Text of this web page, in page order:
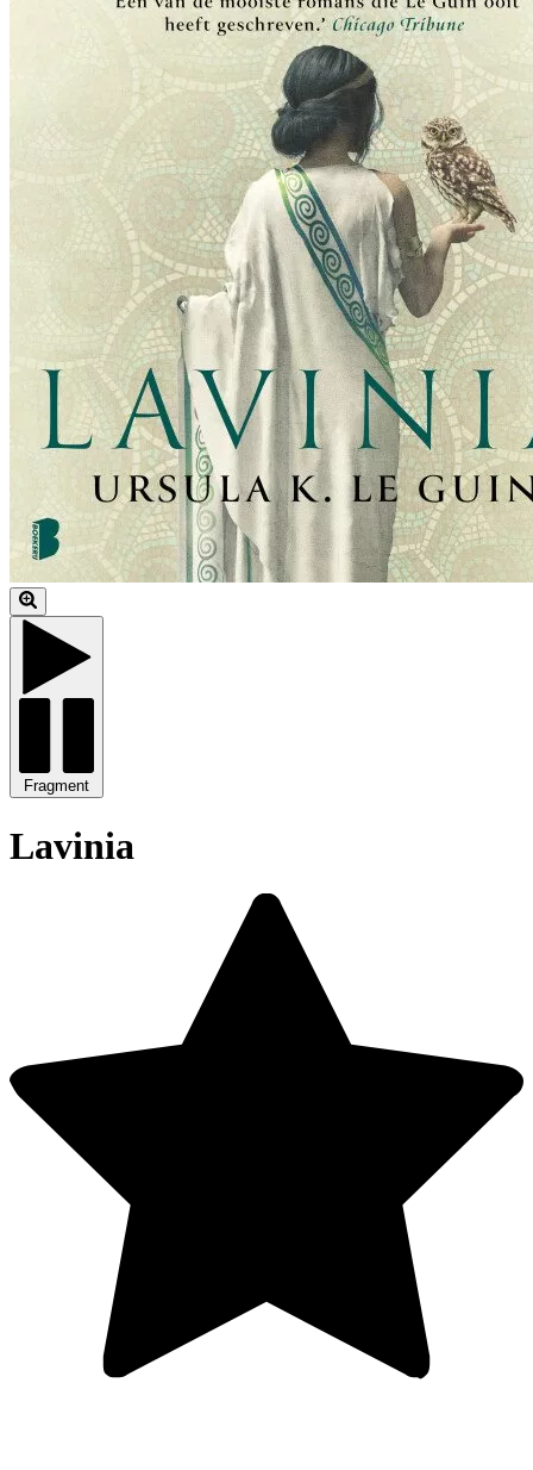
Fragment
Lavinia